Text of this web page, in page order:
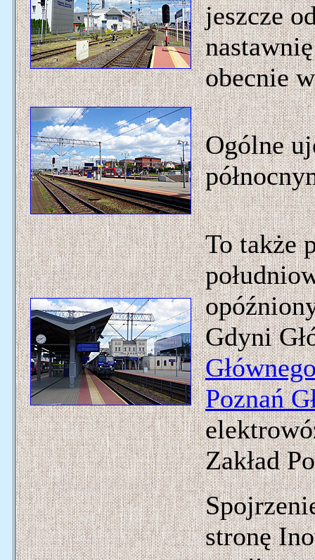
jeszcze
obecnie
Ogólne
To także
Gdyni
Poznań
Zakład
stronę